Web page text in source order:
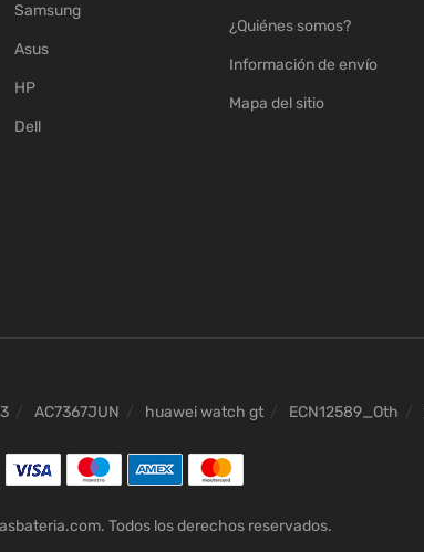
Samsung
Asus
HP
Dell
¿Quiénes somos?
Información de envío
Mapa del sitio
AC7367JUN huawei watch gt ECN12589_Oth
Todos los derechos reservados.